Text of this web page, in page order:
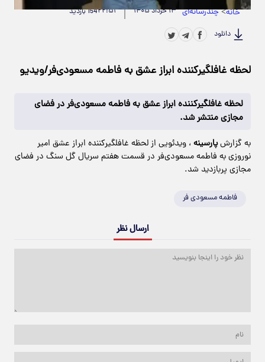
خانه>چندرسانه‌ای ۱۳ خرداد ۱۴۰۵ ۲۲:۵۱154 بازدید
دانلود
لحظه غافلگیرکننده ابراز عشق به فاطمه مسعودی‌فر/ویدیو
لحظه غافلگیرکننده ابراز عشق به فاطمه مسعودی‌فر در فضای
مجازی منتشر شد.
به گزارشپارسینه ، ویدئویی از لحظه غافلگیرکننده ابراز عشق امیر
نوروزی به فاطمه مسعودی‌فر در قسمت هفتم سریال گل سنگ در فضای
مجازی پربازدید شد.
فاطمه مسعودی فر
ارسال نظر